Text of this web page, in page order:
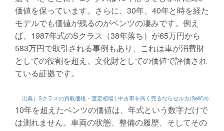
価値を保っています。さらに、30年、40年と時を経た
モデルでも価値が残るのがベンツの凄みです。例え
ば、1987年式のSクラス（38年落ち）が65万円から
583万円で取引される事例もあり、これは車が消費財
としての役割を超え、文化財としての価値で評価され
ている証拠です。
出典）Sクラスの買取価格・査定相場 | 中古車を高く売るならセルカ(SellCa)
10年を超えたベンツの価値は、年式という数字だけで
は測れません。車両の状態、整備の履歴、そしてその